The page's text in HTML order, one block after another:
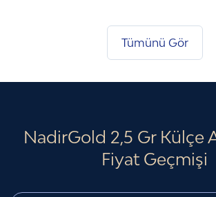
Tümünü Gör
NadirGold 2‚5 Gr Külçe
Fiyat Geçmişi